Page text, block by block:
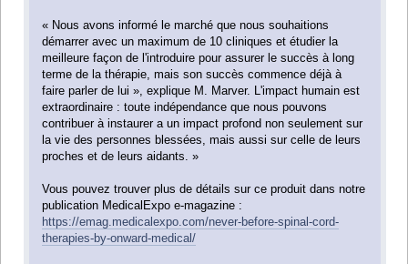
« Nous avons informé le marché que nous souhaitions
démarrer avec un maximum de 10 cliniques et étudier la
meilleure façon de l'introduire pour assurer le succès à long
terme de la thérapie, mais son succès commence déjà à
faire parler de lui », explique M. Marver. L'impact humain est
extraordinaire : toute indépendance que nous pouvons
contribuer à instaurer a un impact profond non seulement sur
la vie des personnes blessées, mais aussi sur celle de leurs
proches et de leurs aidants. »
Vous pouvez trouver plus de détails sur ce produit dans notre
publication MedicalExpo e-magazine :
https://emag.medicalexpo.com/never-before-spinal-cord-
therapies-by-onward-medical/